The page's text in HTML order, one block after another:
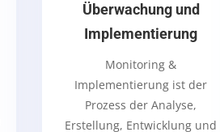
Überwachung und
Implementierung
Monitoring &
Implementierung ist der
Prozess der Analyse,
Erstellung, Entwicklung und